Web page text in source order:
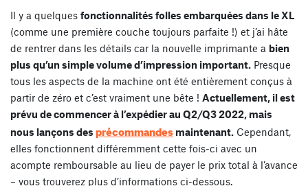
Il y a quelques fonctionnalités folles embarquées dans le XL
(comme une première couche toujours parfaite !) et j’ai hâte
de rentrer dans les détails car la nouvelle imprimante a bien
plus qu’un simple volume d’impression important. Presque
tous les aspects de la machine ont été entièrement conçus à
partir de zéro et c’est vraiment une bête ! Actuellement, il est
prévu de commencer à l’expédier au Q2/Q3 2022, mais
nous lançons des précommandes maintenant. Cependant,
elles fonctionnent différemment cette fois-ci avec un
acompte remboursable au lieu de payer le prix total à l’avance
– vous trouverez plus d’informations ci-dessous.